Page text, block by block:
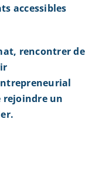
accessibles
rencontrer de
rejoindre un